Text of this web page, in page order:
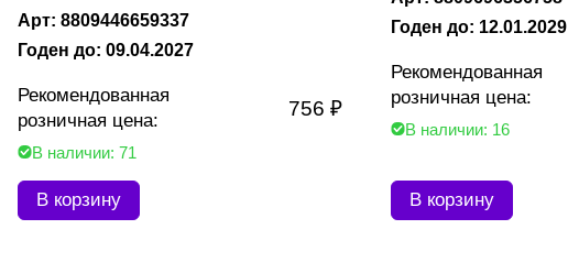
Арт: 8809446659337
Годен до: 09.04.2027
Рекомендованная
розничная цена:
756 ₽
В наличии: 71
В корзину
Годен до: 12.01.2029
Рекомендованная
розничная цена:
В наличии: 16
В корзину